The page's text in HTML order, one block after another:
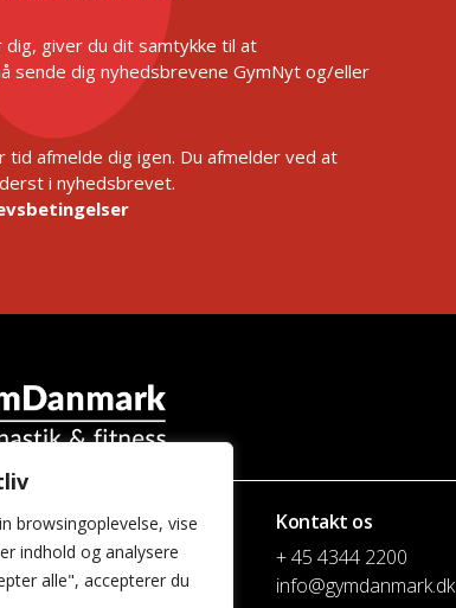
browsingoplevelse, vise
indhold og analysere
alle", accepterer du
dig, giver du dit samtykke til at
sende dig nyhedsbrevene GymNyt og/eller
tid afmelde dig igen. Du afmelder ved at
i nyhedsbrevet.
20
Kontakt os
+ 45 4344 2200
info@gymdanmark.dk